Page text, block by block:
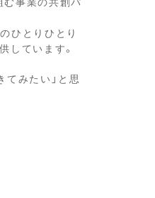
ひとりひとり
しています。
てみたい」と思